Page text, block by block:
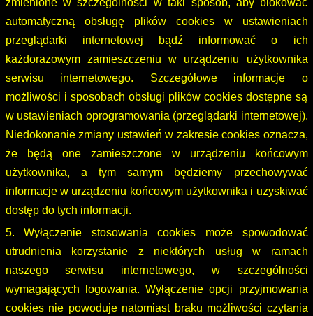
automatyczną obsługę plików cookies w ustawieniach
przeglądarki internetowej bądź informować o ich
każdorazowym zamieszczeniu w urządzeniu użytkownika
serwisu internetowego. Szczegółowe informacje o
możliwości i sposobach obsługi plików cookies dostępne są
w ustawieniach oprogramowania (przeglądarki internetowej).
Niedokonanie zmiany ustawień w zakresie cookies oznacza,
że będą one zamieszczone w urządzeniu końcowym
użytkownika, a tym samym będziemy przechowywać
informacje w urządzeniu końcowym użytkownika i uzyskiwać
dostęp do tych informacji.
5. Wyłączenie stosowania cookies może spowodować
utrudnienia korzystanie z niektórych usług w ramach
naszego serwisu internetowego, w szczególności
wymagających logowania. Wyłączenie opcji przyjmowania
cookies nie powoduje natomiast braku możliwości czytania